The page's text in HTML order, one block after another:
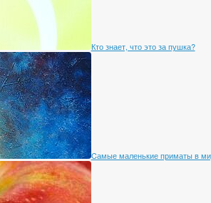
Кто знает, что это за пушка?
Cамые маленькие приматы в